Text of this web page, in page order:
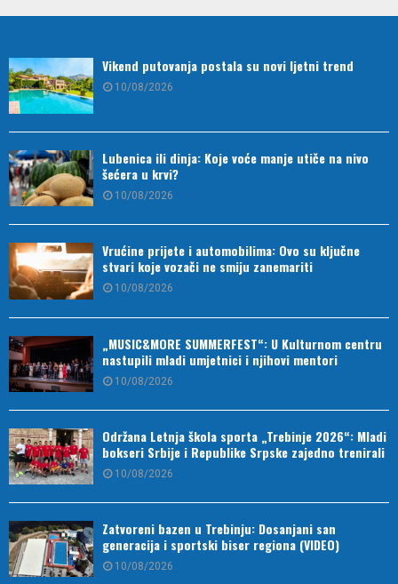
Vikend putovanja postala su novi ljetni trend
10/08/2026
Lubenica ili dinja: Koje voće manje utiče na nivo
šećera u krvi?
10/08/2026
Vrućine prijete i automobilima: Ovo su ključne
stvari koje vozači ne smiju zanemariti
10/08/2026
„MUSIC&MORE SUMMERFEST“: U Kulturnom centru
nastupili mladi umjetnici i njihovi mentori
10/08/2026
Održana Letnja škola sporta „Trebinje 2026“: Mladi
bokseri Srbije i Republike Srpske zajedno trenirali
10/08/2026
Zatvoreni bazen u Trebinju: Dosanjani san
generacija i sportski biser regiona (VIDEO)
10/08/2026